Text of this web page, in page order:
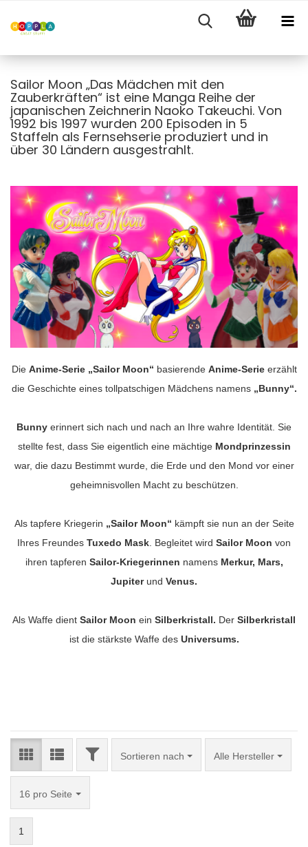
Sailor Moon „Das Mädchen mit den
Zauberkräften“ ist eine Manga Reihe der
japanischen Zeichnerin Naoko Takeuchi. Von
1992 bis 1997 wurden 200 Episoden in 5
Staffeln als Fernsehserie produziert und in
über 30 Ländern ausgestrahlt.
Die Anime-Serie „Sailor Moon“ basierende Anime-Serieerzählt
die Geschichte eines tollpatschigen Mädchens namens „Bunny“.
Bunny erinnert sich nach und nach an Ihre wahre Identität. Sie
stellte fest, dass Sie eigentlich eine mächtige Mondprinzessin
war, die dazu Bestimmt wurde, die Erde und den Mond vor einer
geheimnisvollen Macht zu beschützen.
Als tapfere Kriegerin „Sailor Moon“ kämpft sie nun an der Seite
Ihres Freundes Tuxedo Mask . Begleitet wird Sailor Moon von
ihren tapferen Sailor-Kriegerinnen namens Merkur, Mars,
Jupiter und Venus.
Als Waffe dient Sailor Moon ein Silberkristall. Der Silberkristall
ist die stärkste Waffe des Universums.
FILTERSortieren nach
Sortieren nach Alle Hersteller
16 pro Seite
pro Seite
1